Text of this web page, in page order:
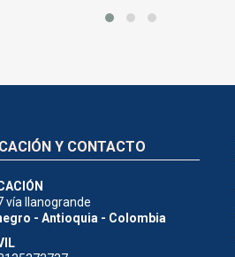
Y CONTACTO
vía llanogrande
- Antioquia - Colombia